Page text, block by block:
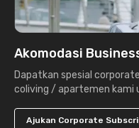
Akomodasi
Dapatkan spesial
coliving / apartemen kami
Ajukan Corporate